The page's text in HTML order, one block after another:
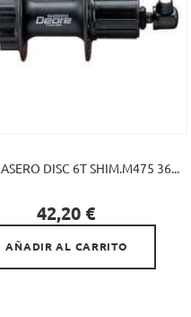
DISC 6T SHIM.M475 36...
Precio
42,20 €

AÑADIR AL CARRITO